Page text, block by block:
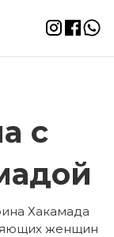
с
Хакамада
женщин